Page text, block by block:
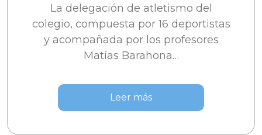
La delegación de atletismo del
colegio, compuesta por 16 deportistas
y acompañada por los profesores
Matías Barahona…
Leer más